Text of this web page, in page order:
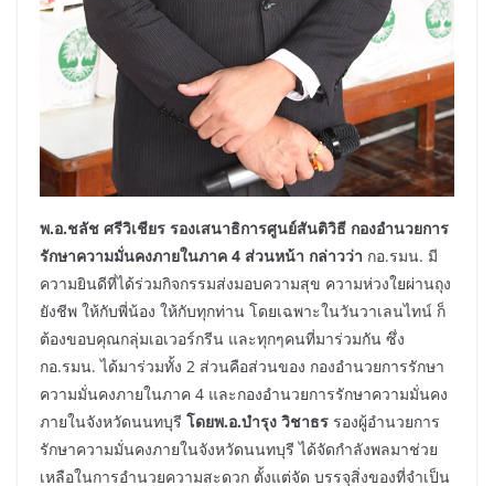
พ.อ.ชลัช ศรีวิเชียร รองเสนาธิการศูนย์สันติวิธี กองอำนวยการ
รักษาความมั่นคงภายในภาค 4 ส่วนหน้า กล่าวว่า กอ.รมน. มี
ความยินดีที่ได้ร่วมกิจกรรมส่งมอบความสุข ความห่วงใยผ่านถุง
ยังชีพ ให้กับพี่น้อง ให้กับทุกท่าน โดยเฉพาะในวันวาเลนไทน์ ก็
ต้องขอบคุณกลุ่มเอเวอร์กรีน และทุกๆคนที่มาร่วมกัน ซึ่ง
กอ.รมน. ได้มาร่วมทั้ง 2 ส่วนคือส่วนของ กองอำนวยการรักษา
ความมั่นคงภายในภาค 4 และกองอำนวยการรักษาความมั่นคง
ภายในจังหวัดนนทบุรี โดยพ.อ.บำรุง วิชาธร รองผู้อำนวยการ
รักษาความมั่นคงภายในจังหวัดนนทบุรี ได้จัดกำลังพลมาช่วย
เหลือในการอำนวยความสะดวก ตั้งแต่จัด บรรจุสิ่งของที่จำเป็น